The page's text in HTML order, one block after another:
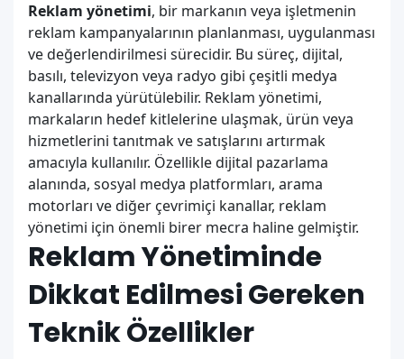
Reklam yönetimi, bir markanın veya işletmenin
reklam kampanyalarının planlanması, uygulanması
ve değerlendirilmesi sürecidir. Bu süreç, dijital,
basılı, televizyon veya radyo gibi çeşitli medya
kanallarında yürütülebilir. Reklam yönetimi,
markaların hedef kitlelerine ulaşmak, ürün veya
hizmetlerini tanıtmak ve satışlarını artırmak
amacıyla kullanılır. Özellikle dijital pazarlama
alanında, sosyal medya platformları, arama
motorları ve diğer çevrimiçi kanallar, reklam
yönetimi için önemli birer mecra haline gelmiştir.
Reklam Yönetiminde
Dikkat Edilmesi Gereken
Teknik Özellikler